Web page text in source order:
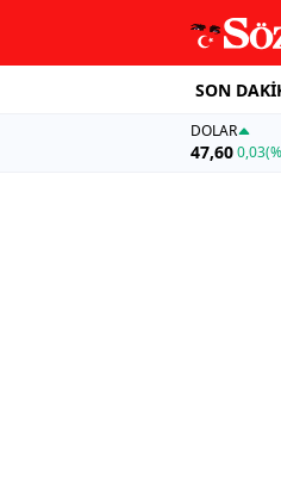
SON
DOLAR
47,600,03